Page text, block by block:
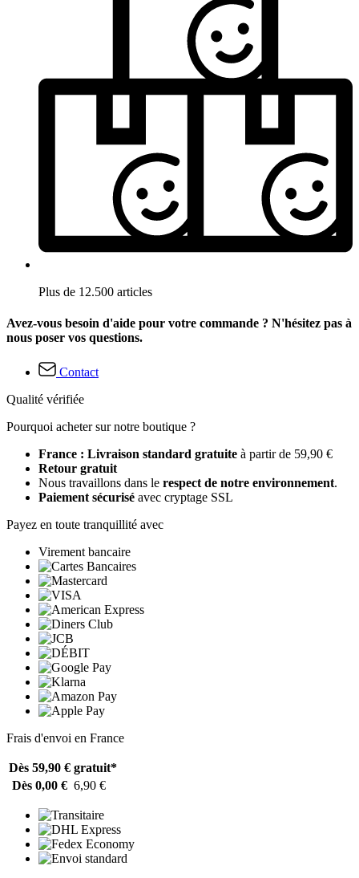
Plus de 12.500 articles
Avez-vous besoin d'aide pour votre commande ? N'hésitez pas à
nous poser vos questions.
Contact
Qualité vérifiée
Pourquoi acheter sur notre boutique ?
France : Livraison standard gratuite à partir de 59,90 €
Retour gratuit
Nous travaillons dans le respect de notre environnement.
Paiement sécurisé avec cryptage SSL
Payez en toute tranquillité avec
Virement bancaire
Frais d'envoi en France
Dès 59,90 € gratuit*
Dès 0,00 € 6,90 €